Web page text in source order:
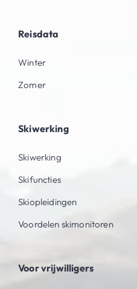
Reisdata
Winter
Zomer
Skiwerking
Skiwerking
Skifuncties
Skiopleidingen
Voordelen skimonitoren
Voor vrijwilligers